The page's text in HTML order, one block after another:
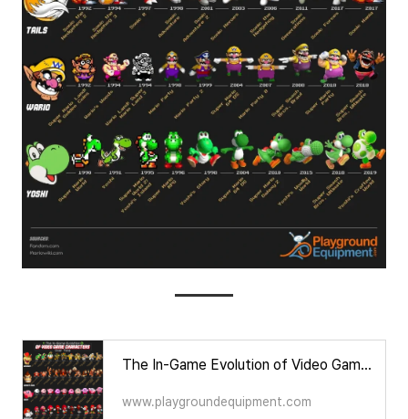
The In-Game Evolution of Video Game Characters Over Time | PlaygroundEquipment.com
www.playgroundequipment.com